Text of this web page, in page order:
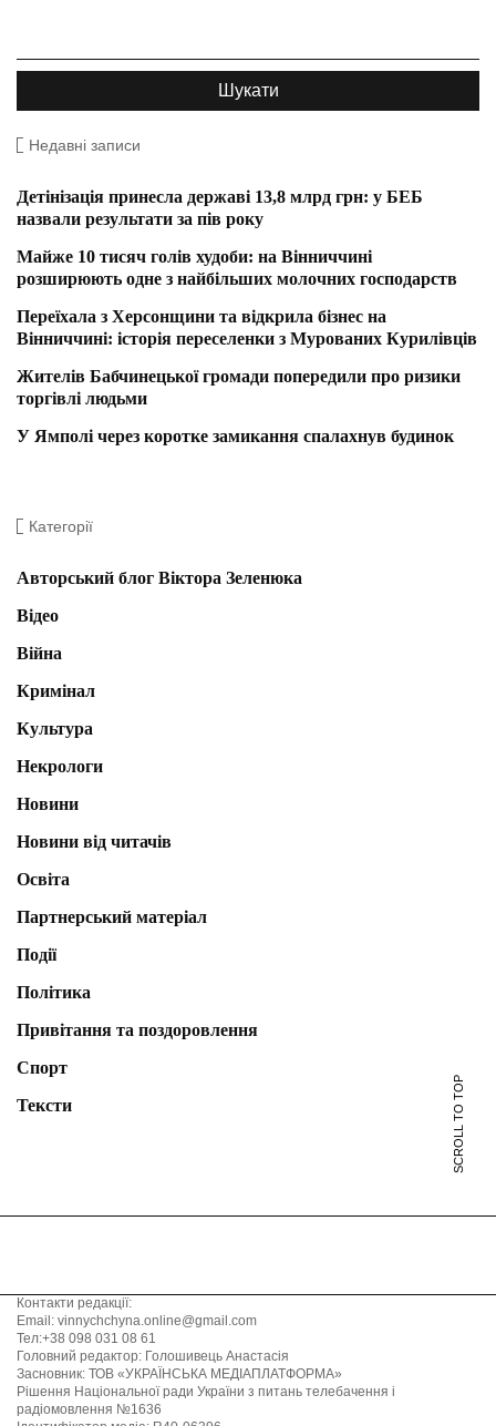
Недавні записи
Детінізація принесла державі 13,8 млрд грн: у БЕБ
назвали результати за пів року
Майже 10 тисяч голів худоби: на Вінниччині
розширюють одне з найбільших молочних господарств
Переїхала з Херсонщини та відкрила бізнес на
Вінниччині: історія переселенки з Мурованих Курилівців
Жителів Бабчинецької громади попередили про ризики
торгівлі людьми
У Ямполі через коротке замикання спалахнув будинок
Категорії
Авторський блог Віктора Зеленюка
Відео
Війна
Кримінал
Культура
Некрологи
Новини
Новини від читачів
Освіта
Партнерський матеріал
Події
Політика
Привітання та поздоровлення
Спорт
Тексти
SCROLL TO TOP
Контакти редакції:
Email: vinnychchyna.online@gmail.com
Тел:+38 098 031 08 61
Головний редактор: Голошивець Анастасія
Засновник: ТОВ «УКРАЇНСЬКА МЕДІАПЛАТФОРМА»
Рішення Національної ради України з питань телебачення і
радіомовлення №1636